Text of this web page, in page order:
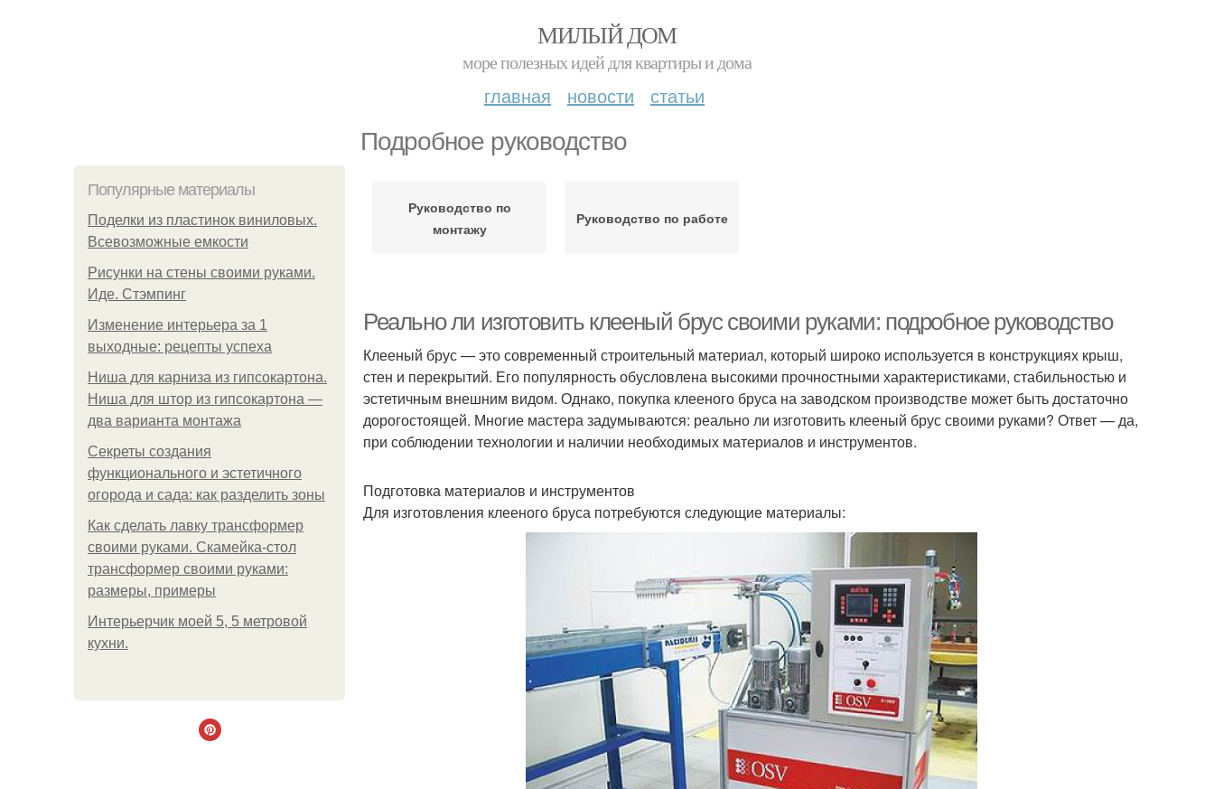
МИЛЫЙ ДОМ
море полезных идей для квартиры и дома
главная новости статьи
Подробное руководство
Популярные материалы
Поделки из пластинок виниловых.
Всевозможные емкости
Рисунки на стены своими руками.
Иде. Стэмпинг
Изменение интерьера за 1
выходные: рецепты успеха
Ниша для карниза из гипсокартона.
Ниша для штор из гипсокартона —
два варианта монтажа
Секреты создания
функционального и эстетичного
огорода и сада: как разделить зоны
Как сделать лавку трансформер
своими руками. Скамейка-стол
трансформер своими руками:
размеры, примеры
Интерьерчик моей 5, 5 метровой
кухни.
Руководство по
монтажу
Руководство по работе
Реально ли изготовить клееный брус своими руками: подробное руководство
Клееный брус — это современный строительный материал, который широко используется в конструкциях крыш,
стен и перекрытий. Его популярность обусловлена высокими прочностными характеристиками, стабильностью и
эстетичным внешним видом. Однако, покупка клееного бруса на заводском производстве может быть достаточно
дорогостоящей. Многие мастера задумываются: реально ли изготовить клееный брус своими руками? Ответ — да,
при соблюдении технологии и наличии необходимых материалов и инструментов.
Подготовка материалов и инструментов
Для изготовления клееного бруса потребуются следующие материалы: